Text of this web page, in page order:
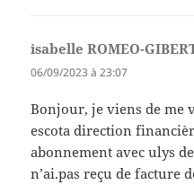
isabelle ROMEO-
06/09/2023 à 23:07
Bonjour, je viens de
escota direction
abonnement avec ulys
n’ai.pas reçu de facture